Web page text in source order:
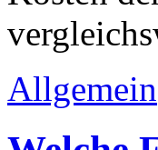
Allgemein